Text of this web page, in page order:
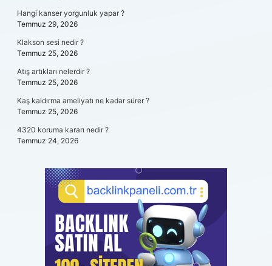
Hangi kanser yorgunluk yapar ?
Temmuz 29, 2026
Klakson sesi nedir ?
Temmuz 25, 2026
Atış artıkları nelerdir ?
Temmuz 25, 2026
Kaş kaldırma ameliyatı ne kadar sürer ?
Temmuz 25, 2026
4320 koruma kararı nedir ?
Temmuz 24, 2026